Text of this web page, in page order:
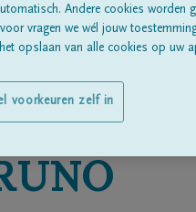
Andere cookies worden
vragen we wél jouw
opslaan van alle cookies op uw
voorkeuren zelf in